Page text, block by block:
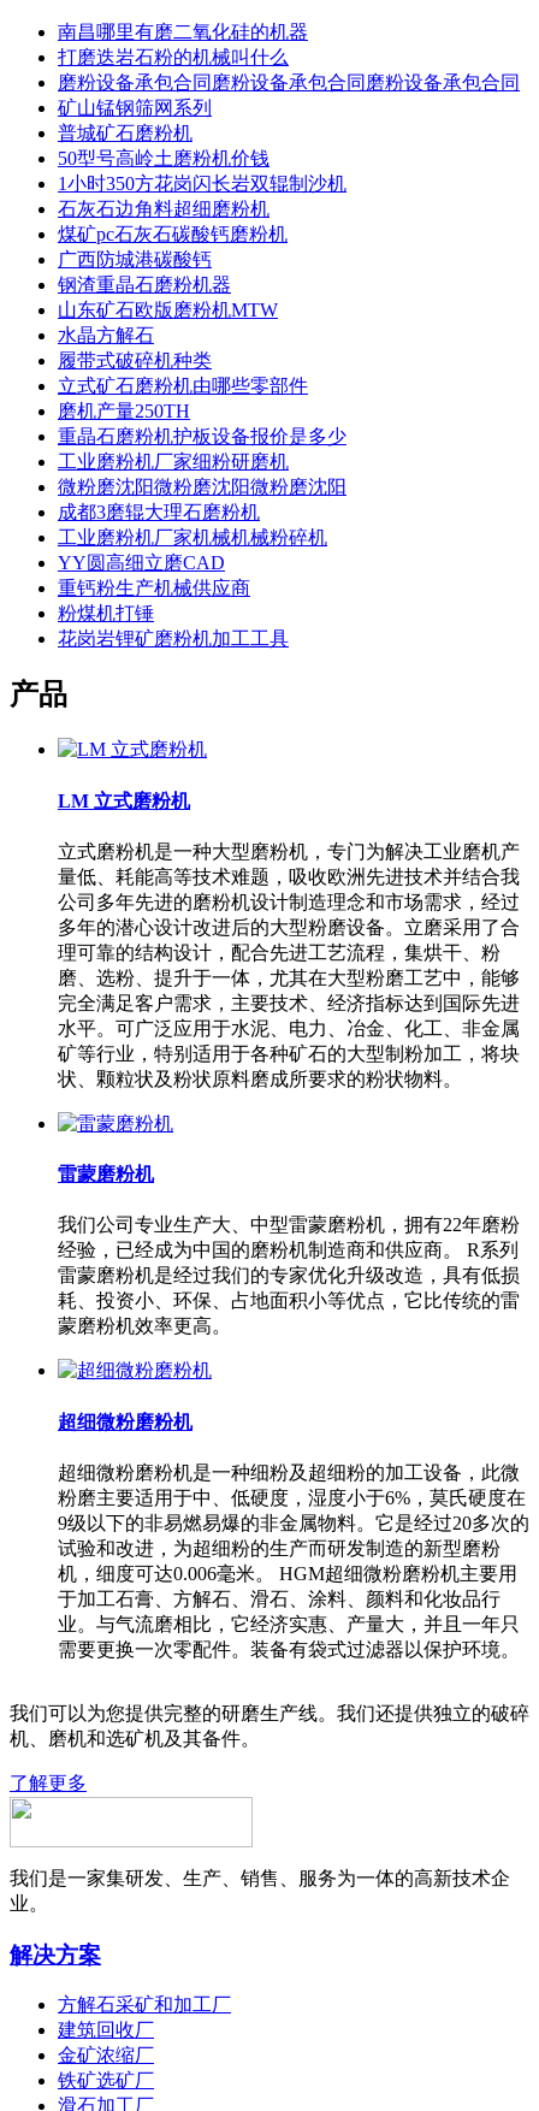
南昌哪里有磨二氧化硅的机器
打磨迭岩石粉的机械叫什么
磨粉设备承包合同磨粉设备承包合同磨粉设备承包合同
矿山锰钢筛网系列
普城矿石磨粉机
50型号高岭土磨粉机价钱
1小时350方花岗闪长岩双辊制沙机
石灰石边角料超细磨粉机
煤矿pc石灰石碳酸钙磨粉机
广西防城港碳酸钙
钢渣重晶石磨粉机器
山东矿石欧版磨粉机MTW
水晶方解石
履带式破碎机种类
立式矿石磨粉机由哪些零部件
磨机产量250TH
重晶石磨粉机护板设备报价是多少
工业磨粉机厂家细粉研磨机
微粉磨沈阳微粉磨沈阳微粉磨沈阳
成都3磨辊大理石磨粉机
工业磨粉机厂家机械机械粉碎机
YY圆高细立磨CAD
重钙粉生产机械供应商
粉煤机打锤
花岗岩锂矿磨粉机加工工具
产品
LM 立式磨粉机
立式磨粉机是一种大型磨粉机，专门为解决工业磨机产
量低、耗能高等技术难题，吸收欧洲先进技术并结合我
公司多年先进的磨粉机设计制造理念和市场需求，经过
多年的潜心设计改进后的大型粉磨设备。立磨采用了合
理可靠的结构设计，配合先进工艺流程，集烘干、粉
磨、选粉、提升于一体，尤其在大型粉磨工艺中，能够
完全满足客户需求，主要技术、经济指标达到国际先进
水平。可广泛应用于水泥、电力、冶金、化工、非金属
矿等行业，特别适用于各种矿石的大型制粉加工，将块
状、颗粒状及粉状原料磨成所要求的粉状物料。
雷蒙磨粉机
我们公司专业生产大、中型雷蒙磨粉机，拥有22年磨粉
经验，已经成为中国的磨粉机制造商和供应商。 R系列
雷蒙磨粉机是经过我们的专家优化升级改造，具有低损
耗、投资小、环保、占地面积小等优点，它比传统的雷
蒙磨粉机效率更高。
超细微粉磨粉机
超细微粉磨粉机是一种细粉及超细粉的加工设备，此微
粉磨主要适用于中、低硬度，湿度小于6%，莫氏硬度在
9级以下的非易燃易爆的非金属物料。它是经过20多次的
试验和改进，为超细粉的生产而研发制造的新型磨粉
机，细度可达0.006毫米。 HGM超细微粉磨粉机主要用
于加工石膏、方解石、滑石、涂料、颜料和化妆品行
业。与气流磨相比，它经济实惠、产量大，并且一年只
需要更换一次零配件。装备有袋式过滤器以保护环境。
我们可以为您提供完整的研磨生产线。我们还提供独立的破碎
机、磨机和选矿机及其备件。
了解更多
我们是一家集研发、生产、销售、服务为一体的高新技术企
业。
解决方案
方解石采矿和加工厂
建筑回收厂
金矿浓缩厂
铁矿选矿厂
滑石加工厂